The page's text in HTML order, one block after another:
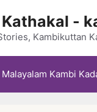
-
Kambikuttan
Malayalam Kambi